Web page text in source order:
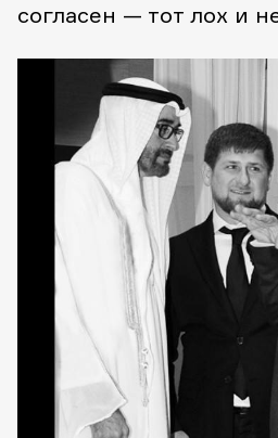
согласен — тот лох и